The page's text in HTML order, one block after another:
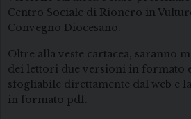
Centro Sociale di Rionero in
Convegno Diocesano.
Oltre alla veste cartacea, saranno
dei lettori due versioni in formato
sfogliabile direttamente dal web e
in formato pdf.